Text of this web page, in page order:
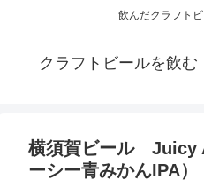
飲んだクラフト
クラフトビールを飲む
横須賀ビール Juicy
ーシー青みかんIPA）